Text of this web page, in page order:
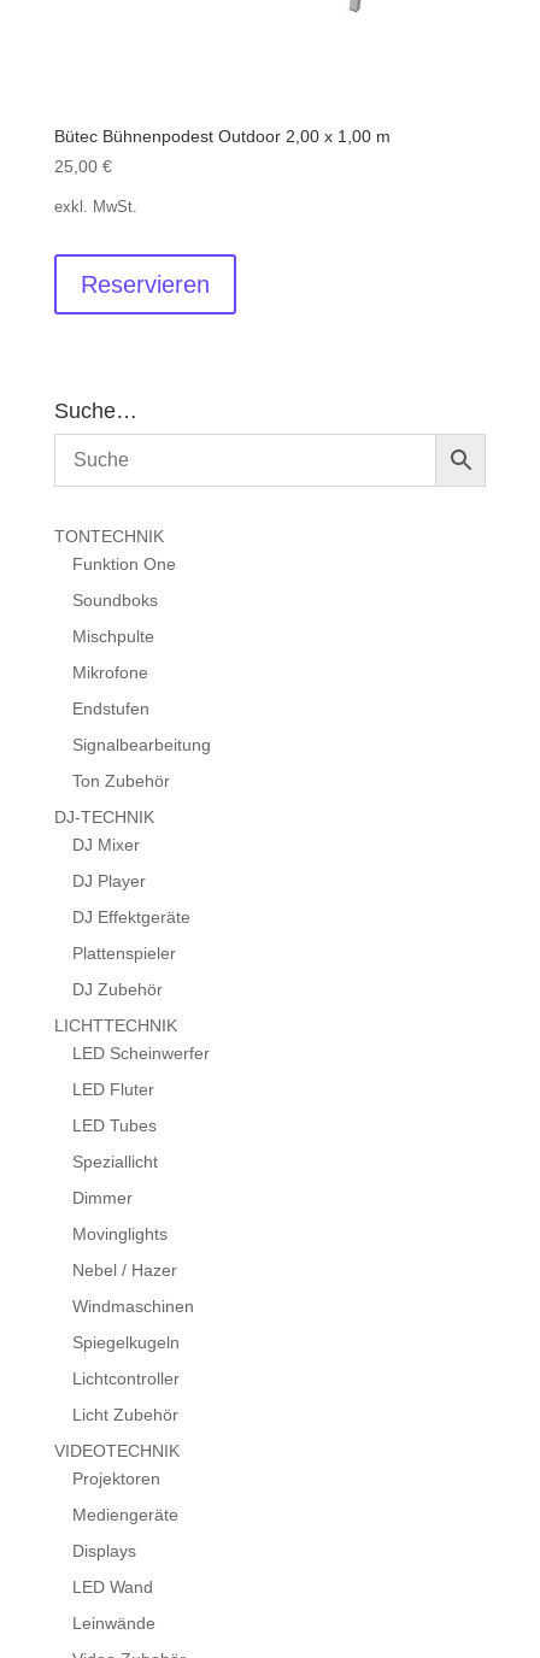
Bütec Bühnenpodest Outdoor 2,00 x 1,00 m
25,00 €
exkl. MwSt.
Reservieren
Suche…
TONTECHNIK
Funktion One
Soundboks
Mischpulte
Mikrofone
Endstufen
Signalbearbeitung
Ton Zubehör
DJ-TECHNIK
DJ Mixer
DJ Player
DJ Effektgeräte
Plattenspieler
DJ Zubehör
LICHTTECHNIK
LED Scheinwerfer
LED Fluter
LED Tubes
Speziallicht
Dimmer
Movinglights
Nebel / Hazer
Windmaschinen
Spiegelkugeln
Lichtcontroller
Licht Zubehör
VIDEOTECHNIK
Projektoren
Mediengeräte
Displays
LED Wand
Leinwände